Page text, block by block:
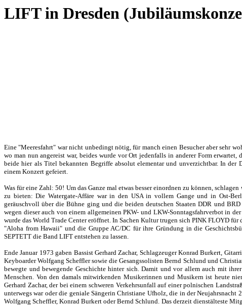
LIFT in Dresden
Eine "Meeresfahrt" war nicht unbedingt nötig, für manch einen Besucher aber sehr
wo man nun angereist war, beides wurde vor Ort jedenfalls in anderer Form erwartet,
beide hier als Titel bekannten Begriffe absolut elementar und unverzichtbar. In
einem Konzert gefeiert.
Was für eine Zahl: 50! Um das Ganze mal etwas besser einordnen zu können,
zu bieten: Die Watergate-Affäre war in den USA in vollem Gange und in Ost-
geräuschvoll über die Bühne ging und die beiden deutschen Staaten DDR und
wegen dieser auch von einem allgemeinen PKW- und LKW-Sonntagsfahrverbot in
wurde das World Trade Center eröffnet. In Sachen Kultur trugen sich PINK FLOYD
"Aloha from Hawaii" und die Gruppe AC/DC für ihre Gründung in die
SEPTETT die Band LIFT entstehen zu lassen.
Ende Januar 1973 gaben Bassist Gerhard Zachar, Schlagzeuger Konrad Burkert,
Keyboarder Wolfgang Scheffler sowie die Gesangssolisten Bernd Schlund und
bewegte und bewegende Geschichte hinter sich. Damit und vor allem auch mit
Menschen. Von den damals mitwirkenden Musikerinnen und Musikern ist heute
Gerhard Zachar, der bei einem schweren Verkehrsunfall auf einer polnischen
unterwegs war oder die geniale Sängerin Christiane Ufholz, die in der
Wolfgang Scheffler, Konrad Burkert oder Bernd Schlund. Das derzeit dienstälteste